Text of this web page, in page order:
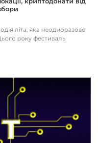
літа, яка неодноразово
року фестиваль